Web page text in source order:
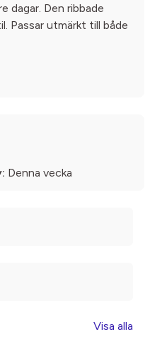
dagar. Den ribbade
Passar utmärkt till både
Denna vecka
Visa alla